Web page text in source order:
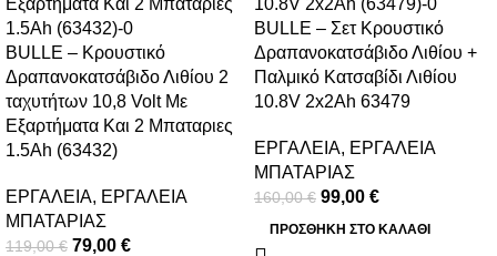
BULLE – Κρουστικό
Δραπανοκατσάβιδο Λιθίου 2
ταχυτήτων 10,8 Volt Με
Εξαρτήματα Και 2 Μπαταριες
1.5Ah (63432)
ΕΡΓΑΛΕΙΑ, ΕΡΓΑΛΕΙΑ
ΜΠΑΤΑΡΙΑΣ
119,00€ 79,00 €
BULLE – Σετ Κρουστικό
Δραπανοκατσάβιδο Λιθίου +
Παλμικό Κατσαβίδι Λιθίου
10.8V 2x2Ah 63479
ΕΡΓΑΛΕΙΑ, ΕΡΓΑΛΕΙΑ
ΜΠΑΤΑΡΙΑΣ
160,00€ 99,00 €
ΠΡΟΣΘΉΚΗ ΣΤΟ ΚΑΛΆΘΙ